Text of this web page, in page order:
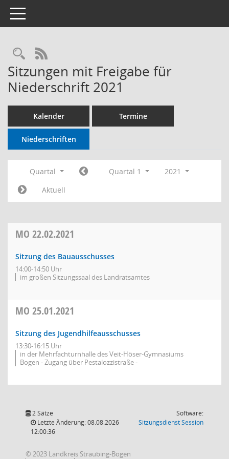
Toggle navigation
RSS-Feed
Sitzungen mit Freigabe für
Niederschrift 2021
Kalender Termine
Niederschriften
Quartal Quartal 1
2021
Aktuell
MO 22.02.2021
Sitzung des Bauausschusses
14:00-14:50 Uhr
im großen Sitzungssaal des Landratsamtes
MO 25.01.2021
Sitzung des Jugendhilfeausschusses
13:30-16:15 Uhr
in der Mehrfachturnhalle des Veit-Höser-Gymnasiums
Bogen - Zugang über Pestalozzistraße -
2 Sätze
Letzte Änderung: 08.08.2026
12:00:36
Software:
SitzungsdienstSession(Wird in
© 2023 Landkreis Straubing-Bogen